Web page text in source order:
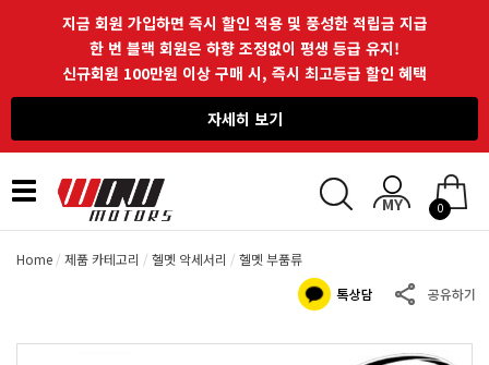
지금 회원 가입하면 즉시 할인 적용 및 풍성한 적립금 지급
한 번 블랙 회원은 하향 조정없이 평생 등급 유지!
신규회원 100만원 이상 구매 시, 즉시 최고등급 할인 혜택
자세히 보기
Toggle
navigation
0
Home 제품 카테고리 헬멧 악세서리 헬멧 부품류